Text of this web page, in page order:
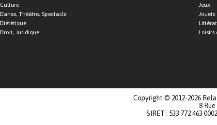
Culture
Danse, Théâtre, Spectacle
Diététique
Droit, Juridique
Jeux
Jouets
Loisirs
Copyright © 2012-2026
8
SIRET : 533 772 463